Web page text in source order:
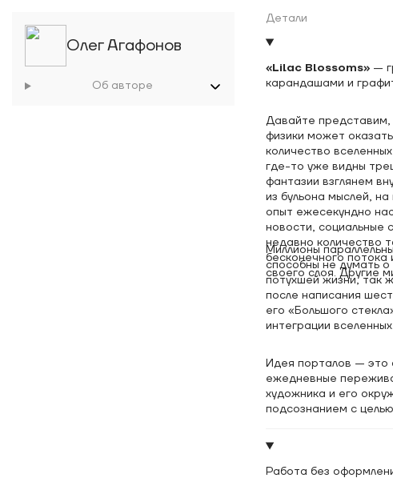
Олег Агафонов
Об авторе
Детали
«Lilac Blossoms»—
карандашами и
Давайте представим,
физики может
количество
где-то уже видны
фантазии взглянем
из бульона мыслей,
опыт ежесекундно
новости, социальные
недавно количество
бесконечного
своего слоя. Другие
Миллионы
способны не думать
потухшей жизни, так
после написания
его «Большого
интеграции вселенных.
Идея порталов — это
ежедневные
художника и его
подсознанием с
Работа без